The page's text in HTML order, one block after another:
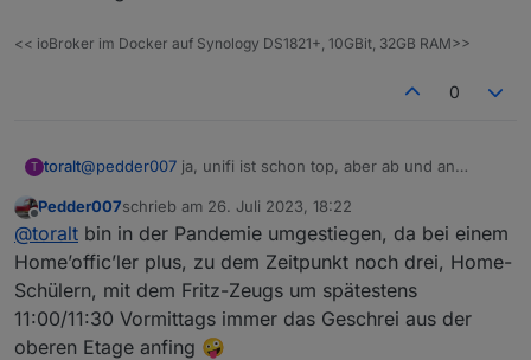
<< ioBroker im Docker auf Synology DS1821+, 10GBit, 32GB RAM>>
0
T toralt@pedder007 ja, unifi ist schon top, aber ab und an
Vllt liegt es auch an der menge der geräte oder an
bestimmten geräten. Aber generell fühlt es sich so an als
würde ein speicher volllaufen und dann ist schicht im
schacht. Ein hardreset setzt diesen wieder zurück und
weiter gehts.
Offline
Pedder007schrieb am 26. Juli 2023, 18:22
zuletzt editiert von
@toralt bin in der Pandemie umgestiegen, da bei einem
Home’offic’ler plus, zu dem Zeitpunkt noch drei, Home-
Schülern, mit dem Fritz-Zeugs um spätestens
11:00/11:30 Vormittags immer das Geschrei aus der
oberen Etage anfing 🤪